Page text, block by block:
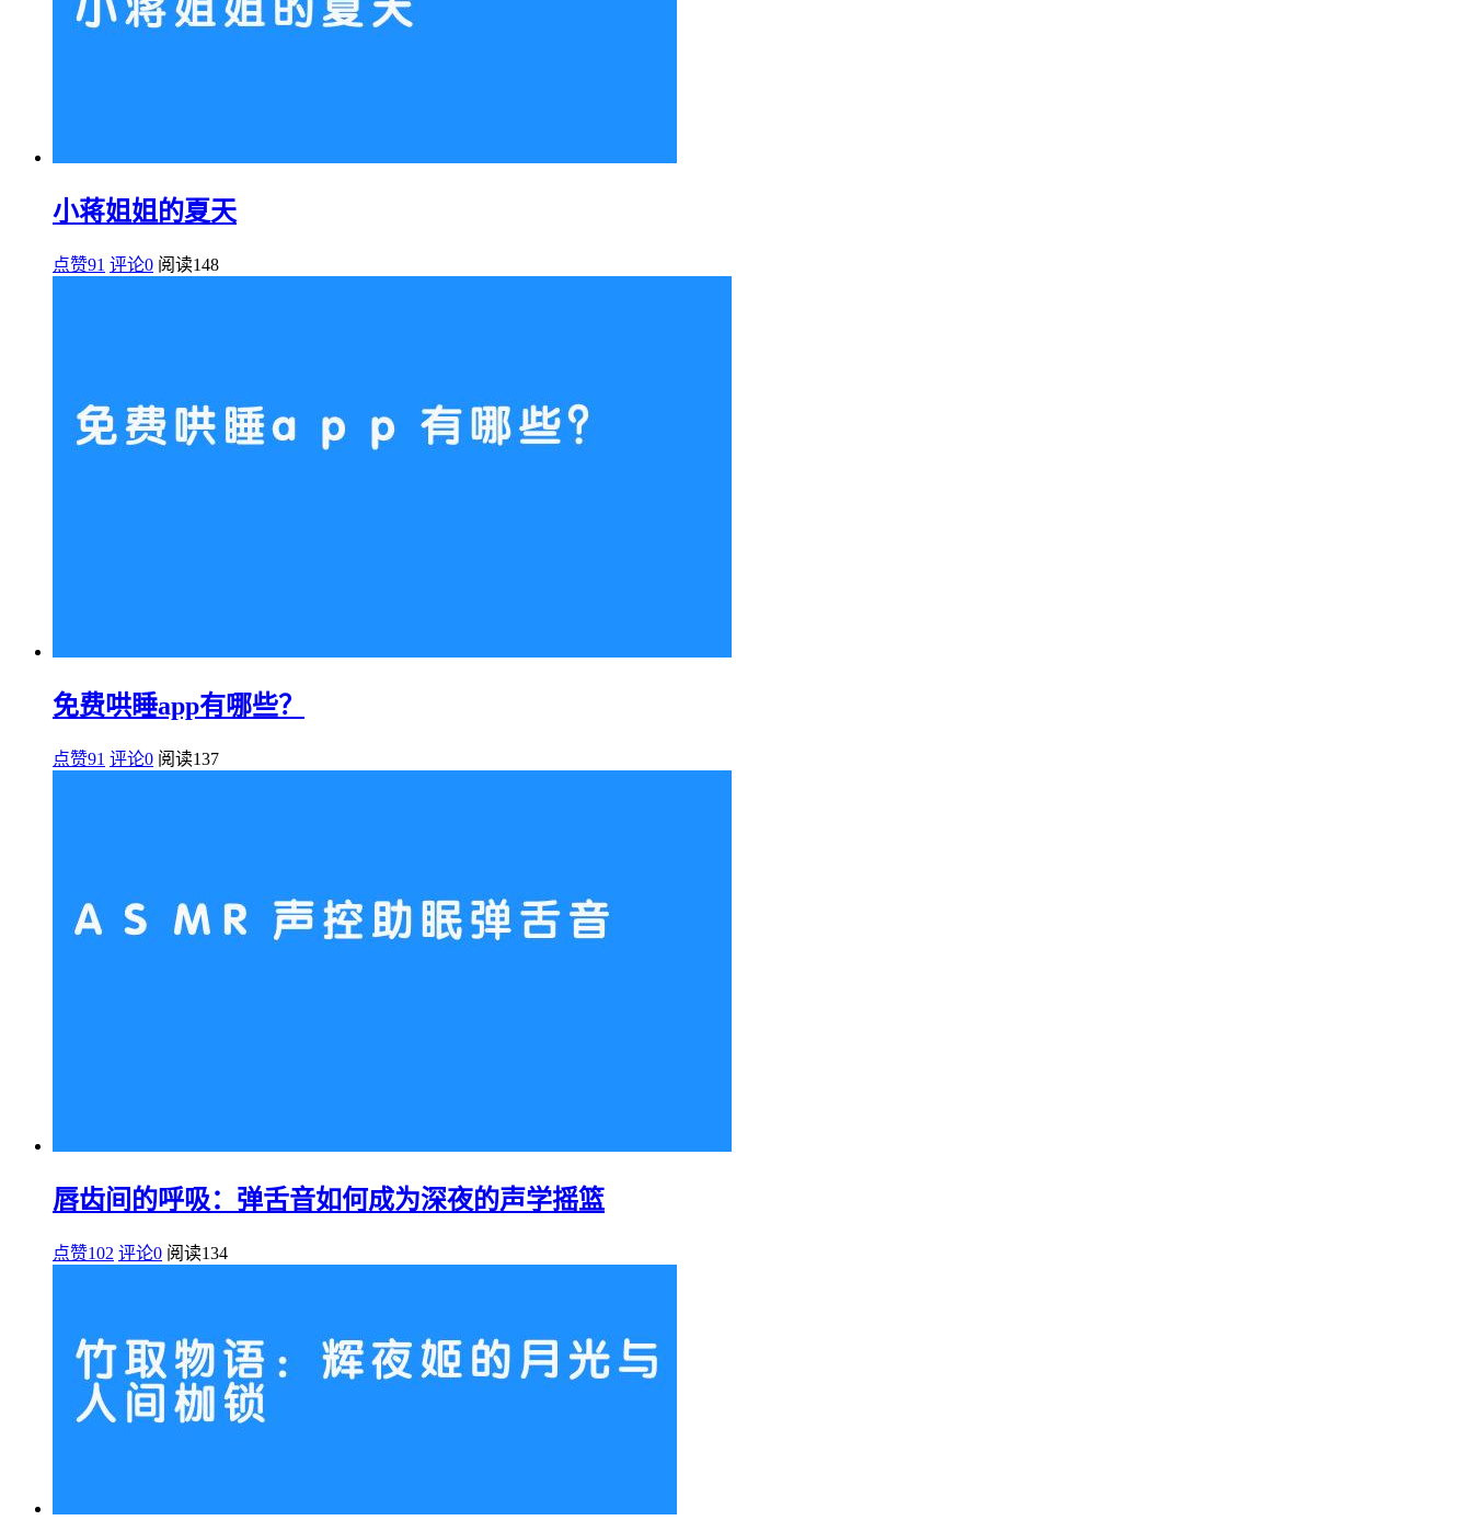
小蒋姐姐的夏天
点赞91 评论0 阅读148
免费哄睡app有哪些？
点赞91 评论0 阅读137
唇齿间的呼吸：弹舌音如何成为深夜的声学摇篮
点赞102 评论0 阅读134